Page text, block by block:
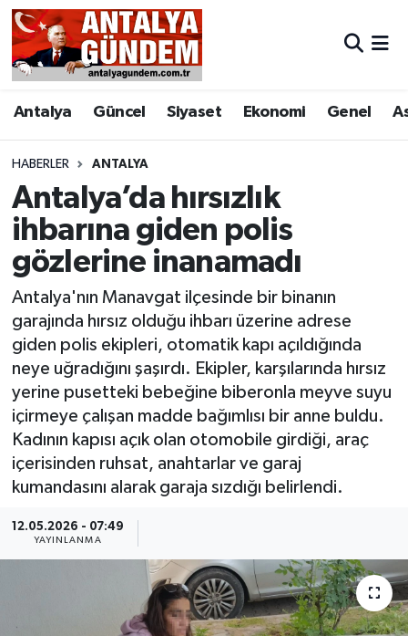
Antalya Güncel Siyaset Ekonomi Genel
HABERLER ANTALYA
Antalya’da hırsızlık
ihbarına giden polis
gözlerine inanamadı
Antalya'nın Manavgat ilçesinde bir binanın
garajında hırsız olduğu ihbarı üzerine adrese
giden polis ekipleri, otomatik kapı açıldığında
neye uğradığını şaşırdı. Ekipler, karşılarında hırsız
yerine pusetteki bebeğine biberonla meyve suyu
içirmeye çalışan madde bağımlısı bir anne buldu.
Kadının kapısı açık olan otomobile girdiği, araç
içerisinden ruhsat, anahtarlar ve garaj
kumandasını alarak garaja sızdığı belirlendi.
12.05.2026 - 07:49
YAYINLANMA
Antalya
Asayiş
Bilim & Teknoloji
Bölge
EĞİTİM
Ekonomi
Genel
Görüntülü Haber
Güncel
Kültür & Sanat
Magazin
Sağlık & Yaşam
Antalya Nöbetçi Eczaneler
Antalya Hava Durumu
Antalya Namaz Vakitleri
Antalya Trafik Yoğunluk Haritası
Süper Lig Puan Durumu ve Fikstür
Tüm Manşetler
Son Dakika Haberleri
Haber Arşivi